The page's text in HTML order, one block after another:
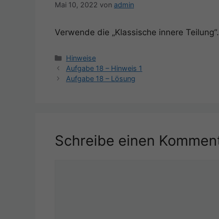
Mai 10, 2022 von admin
Verwende die „Klassische innere Teilung“.
Kategorien
Hinweise
Beitrags-
Navigation
Aufgabe 18 – Hinweis 1
Aufgabe 18 – Lösung
Schreibe einen